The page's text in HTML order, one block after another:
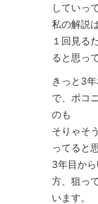
していっ
私の解説
１回見る
ると思っ
きっと3
で、ポコ
のも
そりゃそ
ってると
3年目か
方、狙っ
います。